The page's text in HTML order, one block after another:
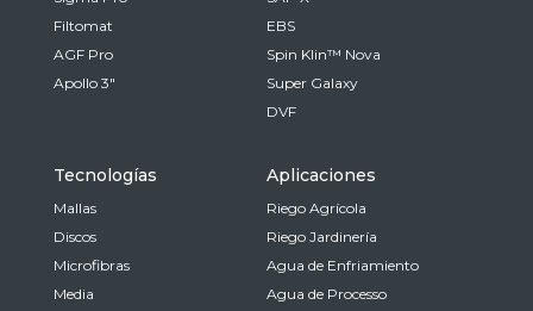
Filtomat
AGF Pro
Apollo 3"
EBS
Spin Klin™ Nova
Super Galaxy
DVF
Tecnologías
Mallas
Discos
Microfibras
Media
Aplicaciones
Riego Agrícola
Riego Jardinería
Agua de Enfriamiento
Agua de Processo